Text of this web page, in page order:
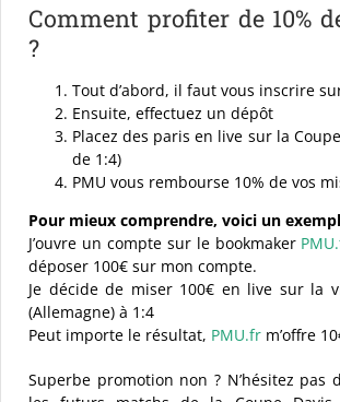
Comment profiter de 10%
?
Tout d’abord, il faut vous inscrire
Ensuite, effectuez un dépôt
Placez des paris en live sur la
de 1:4)
PMU vous rembourse 10% de vos
Pour mieux comprendre, voici un
J’ouvre un compte sur le bookmaker
déposer 100€ sur mon compte.
Je décide de miser 100€ en live sur la
(Allemagne) à 1:4
Peut importe le résultat, PMU.fr m’offre
Superbe promotion non ? N’hésitez pas